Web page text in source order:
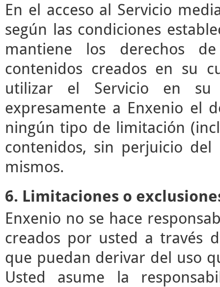
En el acceso al Servicio
según las condiciones
mantiene los derechos
contenidos creados en su
utilizar el Servicio en su
expresamente a Enxenio el
ningún tipo de limitación
contenidos, sin perjuicio
mismos.
6. Limitaciones o
Enxenio no se hace
creados por usted a través
que puedan derivar del uso
Usted asume la